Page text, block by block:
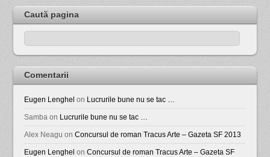
Caută pagina
Comentarii
Eugen Lenghel on Lucrurile bune nu se tac …
Samba on Lucrurile bune nu se tac …
Alex Neagu onConcursul de roman Tracus Arte – Gazeta SF 2013
Eugen Lenghel onConcursul de roman Tracus Arte – Gazeta SF